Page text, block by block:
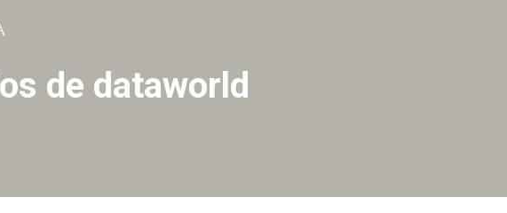
de dataworld